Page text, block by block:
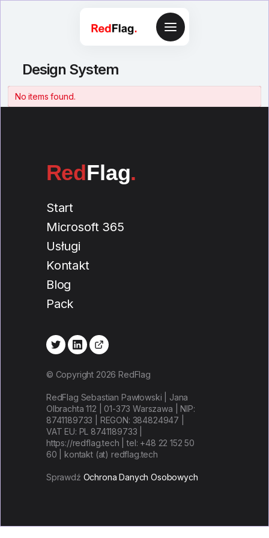
Design System
No items found.
RedFlag.
Start
Microsoft 365
Usługi
Kontakt
Blog
Pack
© Copyright 2026 RedFlag
RedFlag Sebastian Pawłowski | Jana
Olbrachta 112 | 01-373 Warszawa | NIP:
8741189733 | REGON: 384824947 |
VAT EU: PL 8741189733 |
https://redflag.tech | tel: +48 22 152 50
60 | kontakt (at) redflag.tech
Sprawdź Ochrona Danych Osobowych